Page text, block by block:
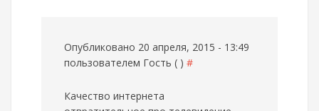
Опубликовано 20 апреля, 2015 - 13:49
пользователем Гость ( ) #
Качество интернета